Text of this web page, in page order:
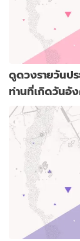
ดูดวงรายวันป
ท่านที่เกิดวันอัง